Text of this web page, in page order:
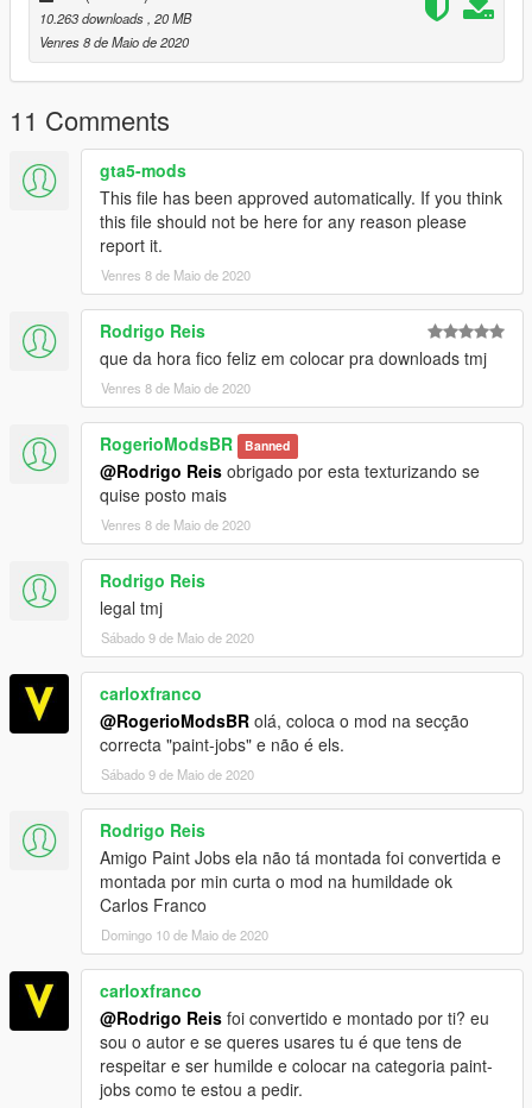
ATRELADO
• Model 3D pcGAMESmods
• Convertido para GTAV pcGAMESmods
• Template pcGAMESmods
• Graphics ANPC pcGAMESmods
• License Plate pcGAMESmods
• Textures pcGAMESmods
• Wheel's rockstars
______________________________________________
10.263 downloads, 20 MB
Venres 8 de Maio de 2020
11 Comments
gta5-mods
This file has been approved automatically. If you think
this file should not be here for any reason please
report it.
Venres 8 de Maio de 2020
Rodrigo Reis
que da hora fico feliz em colocar pra downloads tmj
Venres 8 de Maio de 2020
RogerioModsBR Banned
@Rodrigo Reis obrigado por esta texturizando se
quise posto mais
Venres 8 de Maio de 2020
Rodrigo Reis
legal tmj
Sábado 9 de Maio de 2020
carloxfranco
@RogerioModsBR olá, coloca o mod na secção
correcta "paint-jobs" e não é els.
Sábado 9 de Maio de 2020
Rodrigo Reis
Amigo Paint Jobs ela não tá montada foi convertida e
montada por min curta o mod na humildade ok
Carlos Franco
Domingo 10 de Maio de 2020
carloxfranco
@Rodrigo Reis foi convertido e montado por ti? eu
sou o autor e se queres usares tu é que tens de
respeitar e ser humilde e colocar na categoria paint-
jobs como te estou a pedir.